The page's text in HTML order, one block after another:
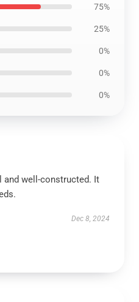
75%
25%
0%
0%
0%
well-constructed. It
Dec 8, 2024